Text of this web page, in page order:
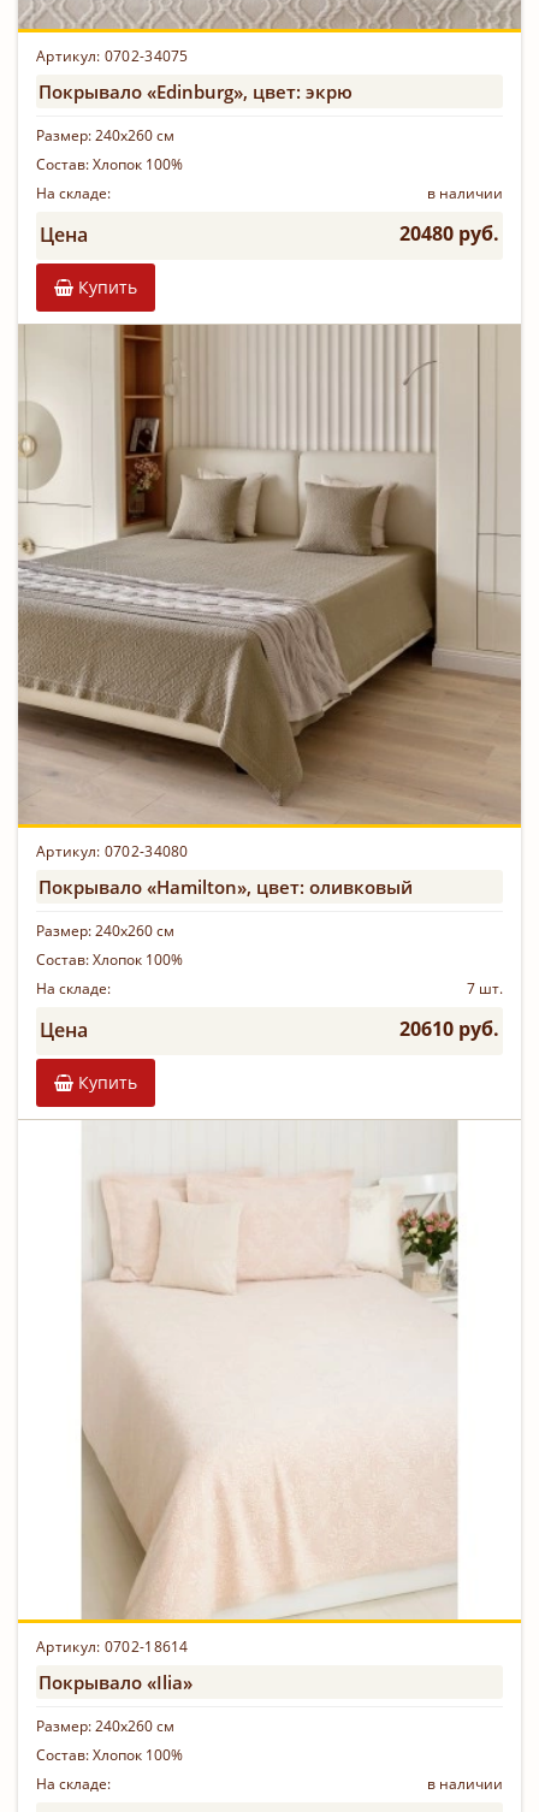
Артикул: 0702-34075
Покрывало «Edinburg», цвет: экрю
Размер:240х260 см
Состав:Хлопок 100%
На складе:
в наличии
Цена 20480 руб.
Купить
Артикул: 0702-34080
Покрывало «Hamilton», цвет: оливковый
Размер:240х260 см
Состав:Хлопок 100%
На складе:
7 шт.
Цена 20610 руб.
Купить
Артикул: 0702-18614
Покрывало «Ilia»
Размер:240х260 см
Состав:Хлопок 100%
На складе:
в наличии